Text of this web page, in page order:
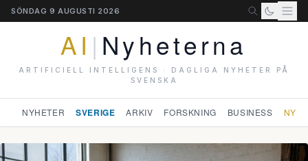
SÖNDAG 9 AUGUSTI 2026
AI | Nyheterna
ARTIFICIELL INTELLIGENS · DAGLIGA NYHETER PÅ
SVENSKA
NYHETER SVERIGE ARKIV FORSKNING BUSINESS